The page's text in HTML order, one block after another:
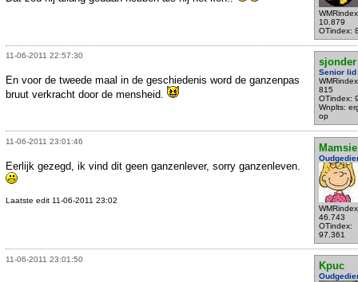
10.879
OTindex:
11-06-2011 22:57:30
sjonder
Senior lid
815
OTindex:
Wnplts:
op
En voor de tweede maal in de geschiedenis word de ganzenpas
bruut verkracht door de mensheid.
11-06-2011 23:01:46
Mamsie
46.743
OTindex:
97.361
Eerlijk gezegd, ik vind dit geen ganzenlever, sorry ganzenleven.
Laatste edit 11-06-2011 23:02
11-06-2011 23:01:50
Kpuc